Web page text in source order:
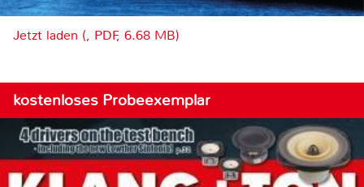
Jetzt laden (, PDF, 6.68 MB)
kostenloses Probeexemplar